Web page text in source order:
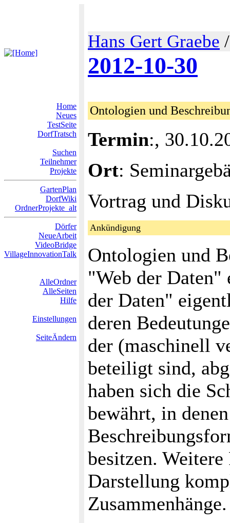
Hans Gert Graebe
2012-10-30
Home
Neues
TestSeite
DorfTratsch
Suchen
Teilnehmer
Projekte
GartenPlan
DorfWiki
OrdnerProjekte_alt
Dörfer
NeueArbeit
VideoBridge
VillageInnovationTalk
AlleOrdner
AlleSeiten
Hilfe
Einstellungen
SeiteÄndern
Ontologien und
Termin:,
Ort:
Vortrag und
Ankündigung
Ontologien und
"Web der Daten"
der Daten"
deren
der (maschinell
beteiligt sind,
haben sich die
bewährt, in
besitzen.
Darstellung
Zusammenhänge.